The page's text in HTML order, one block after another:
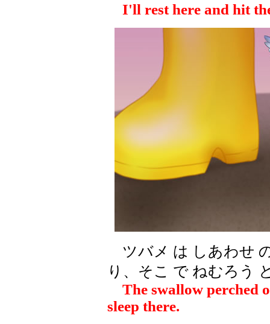
I'll rest here and hit
ツバメ は しあわせ
り、そこ で ねむろう
The swallow perched
sleep there.